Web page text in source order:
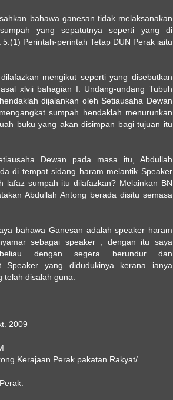
bahawa ganesan tidak melaksanakan
yang sepatutnya seperti yang di
Perintah-perintah Tetap DUN Perak iaitu
mengikut seperti yang disebutkan
xlvii bahagian I. Undang-undang Tubuh
dijalankan oleh Setiausaha Dewan
sumpah hendaklah menurunkan
buku yang akan disimpan bagi tujuan itu
Dewan pada masa itu, Abdullah
di tempat sidang haram melantik Speaker
lafaz sumpah itu dilafazkan? Melainkan BN
Abdullah Antong berada disitu semasa
bahawa Ganesan adalah speaker haram
sebagai speaker , dengan itu saya
dengan segera berundur dan
Speaker yang didudukinya kerana ianya
disalah guna.
2009
Kerajaan Perak pakatan Rakyat/